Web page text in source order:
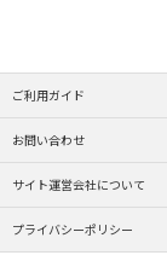
ご利用ガイド
お問い合わせ
サイト運営会社について
プライバシーポリシー